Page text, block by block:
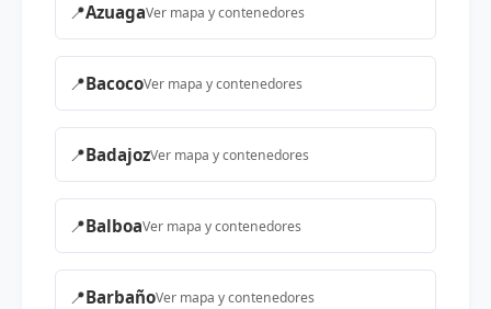
📍AzuagaVer mapa y contenedores
📍BacocoVer mapa y contenedores
📍BadajozVer mapa y contenedores
📍BalboaVer mapa y contenedores
📍BarbañoVer mapa y contenedores